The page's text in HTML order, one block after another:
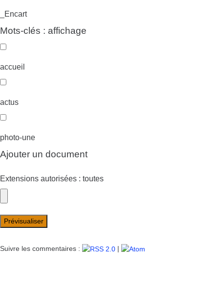
_Encart
Mots-clés : affichage
accueil
actus
photo-une
Ajouter un document
Extensions autorisées : toutes
Suivre les commentaires : |